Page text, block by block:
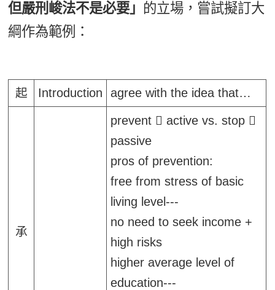
但嚴刑峻法不是必要」 的立場，嘗試擬訂大
綱作為範例：
起 Introduction agree with the idea that…
承
prevent
active vs. stop
passive
pros of prevention:
free from stress of basic
living level---
no need to seek income +
high risks
higher average level of
education---